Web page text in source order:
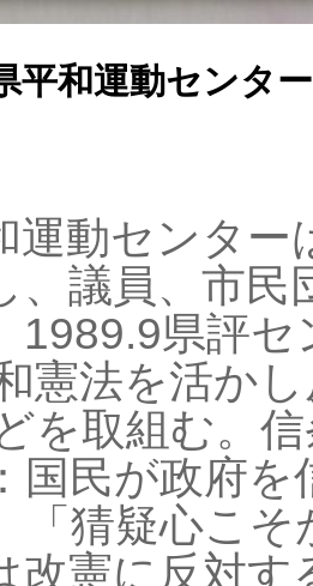
平和運動センタ
運動センタ
、議員、市
1989.9県評
憲法を活か
を取組む。
国民が政府
「猜疑心こ
改憲に反対